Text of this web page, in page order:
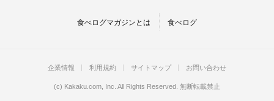
食べログマガジンとは 食べログ
企業情報 利用規約 サイトマップ お問い合わせ
(c) Kakaku.com, Inc. All Rights Reserved. 無断転載禁止